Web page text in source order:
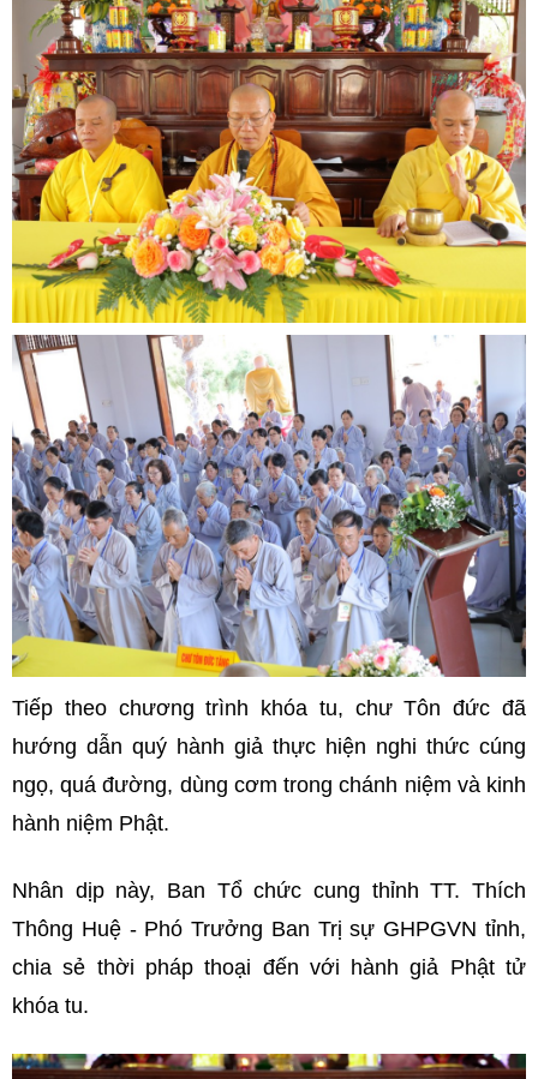
Tiếp theo chương trình khóa tu, chư Tôn đức đã
hướng dẫn quý hành giả thực hiện nghi thức cúng
ngọ, quá đường, dùng cơm trong chánh niệm và kinh
hành niệm Phật.
Nhân dịp này, Ban Tổ chức cung thỉnh TT. Thích
Thông Huệ - Phó Trưởng Ban Trị sự GHPGVN tỉnh,
chia sẻ thời pháp thoại đến với hành giả Phật tử
khóa tu.